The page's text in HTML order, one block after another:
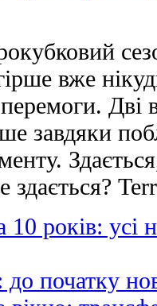
вже
завдяки
10 років:
до початку